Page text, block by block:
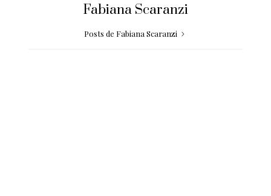
Fabiana Scaranzi
Posts de Fabiana Scaranzi